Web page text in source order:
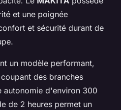
et une poignée
et sécurité durant de
un modèle performant,
des branches
autonomie d'environ 300
de 2 heures permet un